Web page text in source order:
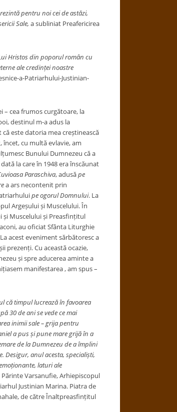
pentru noi cei de astăzi,
Sale, a subliniat Preafericirea
Hristos din poporul român cu
ale credinței noastre
a-Patriarhului-Justinian-
– cea frumos curgătoare, la
destinul m-a adus la
că este datoria mea creștinească
cu multă evlavie, am
Bunului Dumnezeu că a
la care în 1948 era înscăunat
Paraschiva, adusăpe
a ars necontenit prin
pe ogorul Domnului. La
Argeșului și Muscelului. În
și Muscelului și Preasfințitul
au oficiat Sfânta Liturghie
acest eveniment sărbătoresc a
prezenți. Cu această ocazie,
și spre aducerea aminte a
manifestarea , am spus –
că timpul lucrează în favoarea
30 de ani se vede ce mai
inimii sale – grija pentru
a pus și pune mare grijă în a
de la Dumnezeu de a împlini
anul acesta, specialiști,
laturi ale
Varsanufie, Arhiepiscopul
Justinian Marina. Piatra de
de către Înaltpreasfințitul